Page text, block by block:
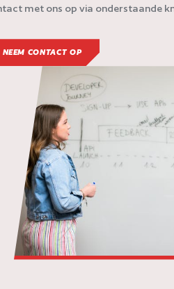
met ons op via onderstaande
NEEM CONTACT OP